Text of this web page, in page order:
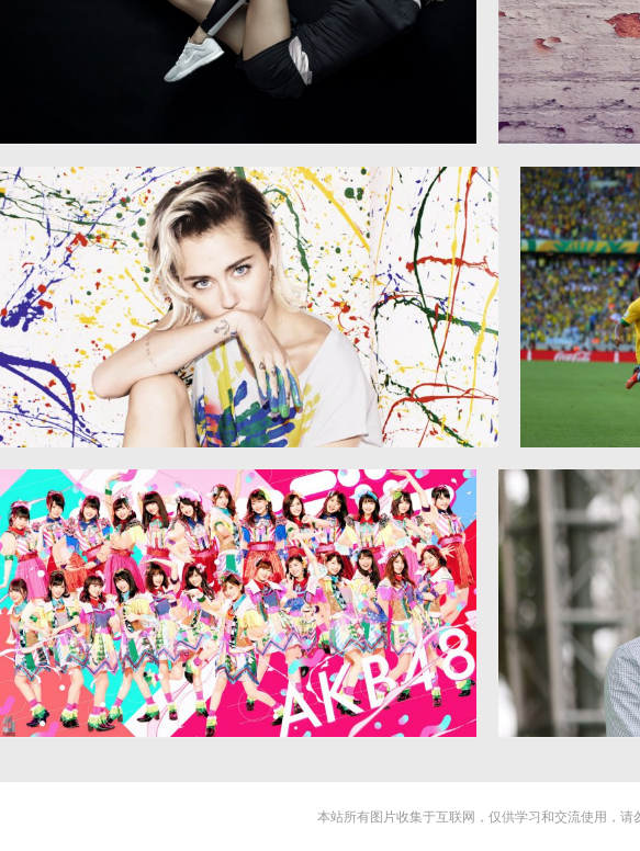
卡莉·克劳斯 顶级时尚模特 模特 黑发图片
麦莉·赛勒斯 照片 4k图片
本站所有图片收集于互联网，仅供学习和交流使用，